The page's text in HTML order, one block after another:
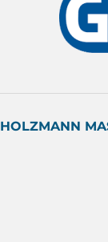
HOLZMANN